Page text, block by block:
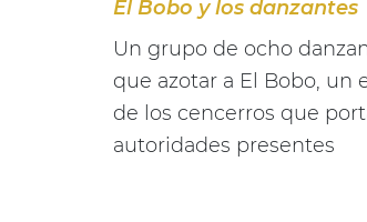
El Bobo y los danzantes
Un grupo de ocho
que azotar a El Bobo,
de los cencerros que
autoridades presentes